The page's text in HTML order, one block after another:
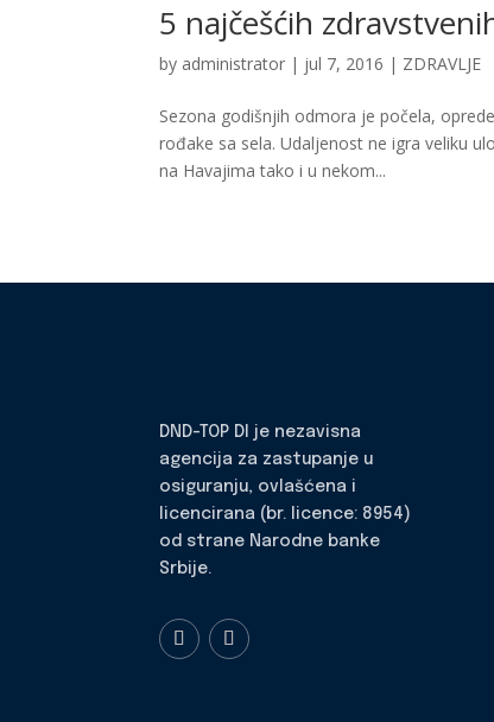
5 najčešćih
by administrator | jul 7, 2016 | ZDRAVLJE
Sezona godišnjih odmora je počela,
rođake sa sela. Udaljenost ne igra veliku
na Havajima tako i u nekom...
DND-TOP DI je nezavisna
agencija za zastupanje u
osiguranju, ovlašćena i
licencirana (br. licence: 8954)
od strane Narodne banke
Srbije.